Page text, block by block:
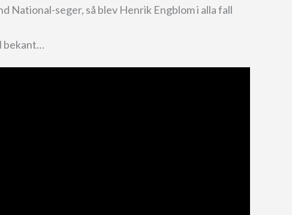
National-seger, så blev Henrik Engblom i alla fall
bekant…